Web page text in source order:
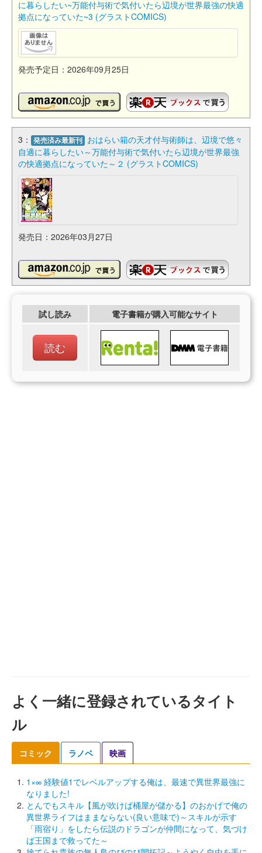
に暮らしたい~万能付与術で気付いたら辺境が世界最強の快適
拠点になっていた~3 (グラストCOMICS)
発売予定日：2026年09月25日
3： 発売済み最新刊 おはらい箱の天才付与術師は、辺境で悠々
自適に暮らしたい～万能付与術で気付いたら辺境が世界最強
の快適拠点になっていた～２ (グラストCOMICS)
発売日：2026年03月27日
試し読み 電子書籍が購入可能なサイト
読む
よく一緒に登録されているタイト
ル
コミック ラノベ 映画
1×∞ 経験値1でレベルアップする俺は、最速で異世界最強に
なりました!
とんでもスキル【風が吹けば桶屋が儲かる】のおかげで俺の
異世界ライフはままならない(良い意味で)～スキルが示す
「雨宿り」をしたら伝説のドラゴンが仲間になって、気づけ
ば王国まで救ってた～